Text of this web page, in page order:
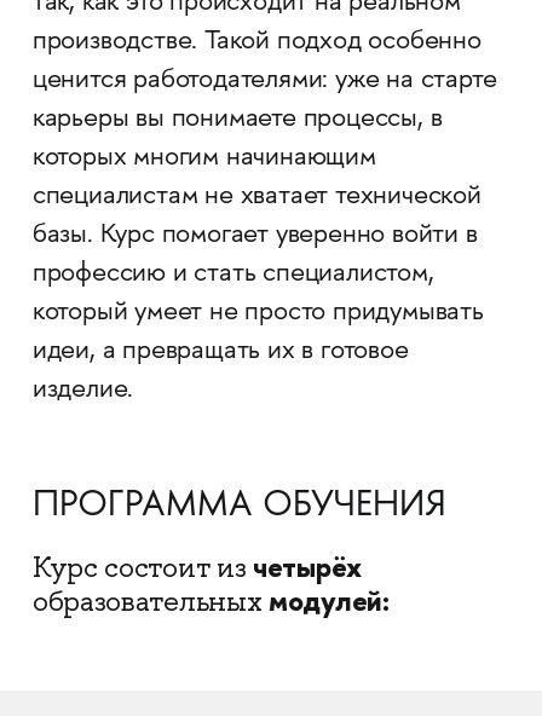
производстве. Такой подход особенно
ценится работодателями: уже на старте
карьеры вы понимаете процессы, в
которых многим начинающим
специалистам не хватает технической
базы. Курс помогает уверенно войти в
профессию и стать специалистом,
который умеет не просто придумывать
идеи, а превращать их в готовое
изделие.
ПРОГРАММА ОБУЧЕНИЯ
Курс состоит из четырёх
образовательных модулей: